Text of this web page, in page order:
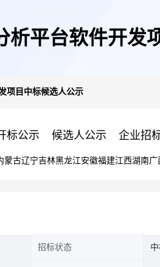
析平台软件开发
项目中标候选人公示
标公示 候选人公示 企业招
蒙古辽宁吉林黑龙江安徽福建江西湖南广
招标状态